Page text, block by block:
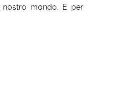
mondo. E per